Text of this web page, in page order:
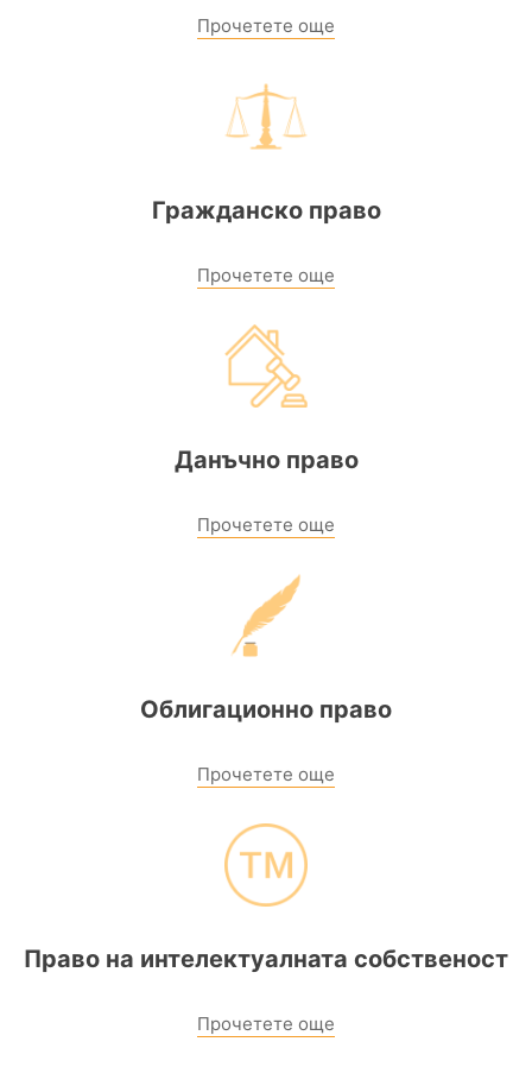
Прочетете още
Гражданско право
Прочетете още
Данъчно право
Прочетете още
Облигационно право
Прочетете още
Право на интелектуалната собственост
Прочетете още